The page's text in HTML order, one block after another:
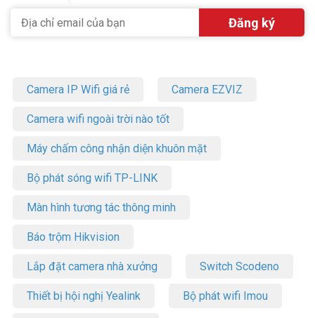
Camera IP Wifi giá rẻ Camera EZVIZ
Camera wifi ngoài trời nào tốt
Máy chấm công nhận diện khuôn mặt
Bộ phát sóng wifi TP-LINK
Màn hình tương tác thông minh
Báo trộm Hikvision
Lắp đặt camera nhà xưởng Switch Scodeno
Thiết bị hội nghị Yealink Bộ phát wifi Imou